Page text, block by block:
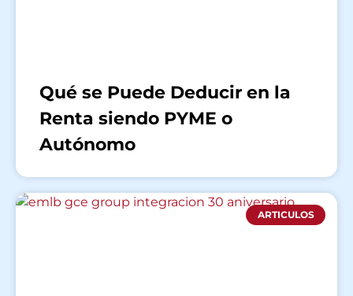
Qué se Puede Deducir en la
Renta siendo PYME o
Autónomo
ARTICULOS